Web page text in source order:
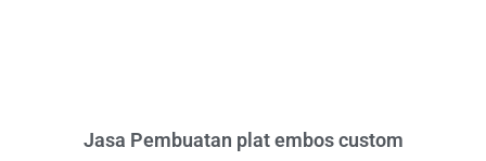
Jasa Pembuatan plat embos custom